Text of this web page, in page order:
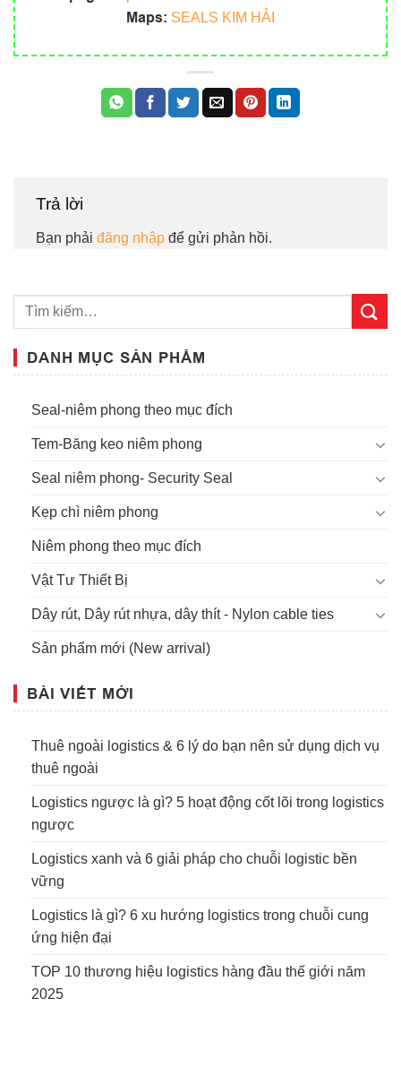
Maps: SEALS KIM HẢI
Trả lời
Bạn phải đăng nhập để gửi phản hồi.
DANH MỤC SẢN PHẨM
Seal-niêm phong theo mục đích
Tem-Băng keo niêm phong
Seal niêm phong- Security Seal
Kẹp chì niêm phong
Niêm phong theo mục đích
Vật Tư Thiết Bị
Dây rút, Dây rút nhựa, dây thít - Nylon cable ties
Sản phẩm mới (New arrival)
BÀI VIẾT MỚI
Thuê ngoài logistics & 6 lý do bạn nên sử dụng dịch vụ
thuê ngoài
Logistics ngược là gì? 5 hoạt động cốt lõi trong logistics
ngược
Logistics xanh và 6 giải pháp cho chuỗi logistic bền
vững
Logistics là gì? 6 xu hướng logistics trong chuỗi cung
ứng hiện đại
TOP 10 thương hiệu logistics hàng đầu thế giới năm
2025